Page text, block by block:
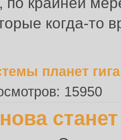
когда-то
планет
15950